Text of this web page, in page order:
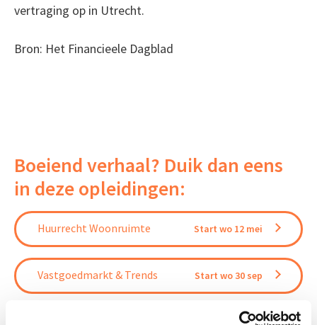
vertraging op in Utrecht.
Bron: Het Financieele Dagblad
Boeiend verhaal? Duik dan eens
in deze opleidingen:
Huurrecht Woonruimte Start wo 12 mei
Vastgoedmarkt & Trends Start wo 30 sep
Start wo 9 sep